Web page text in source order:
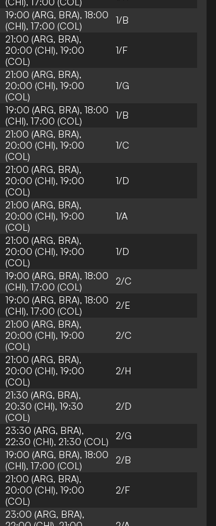
19:00 (ARG, BRA), 18:00
(CHI), 17:00 (COL)
1/B
21:00 (ARG, BRA),
20:00 (CHI), 19:00
(COL)
1/F
21:00 (ARG, BRA),
20:00 (CHI), 19:00
(COL)
1/G
19:00 (ARG, BRA), 18:00
(CHI), 17:00 (COL)
1/B
21:00 (ARG, BRA),
20:00 (CHI), 19:00
(COL)
1/C
21:00 (ARG, BRA),
20:00 (CHI), 19:00
(COL)
1/D
21:00 (ARG, BRA),
20:00 (CHI), 19:00
(COL)
1/A
21:00 (ARG, BRA),
20:00 (CHI), 19:00
(COL)
1/D
19:00 (ARG, BRA), 18:00
(CHI), 17:00 (COL)
2/C
19:00 (ARG, BRA), 18:00
(CHI), 17:00 (COL)
2/E
21:00 (ARG, BRA),
20:00 (CHI), 19:00
(COL)
2/C
21:00 (ARG, BRA),
20:00 (CHI), 19:00
(COL)
2/H
21:30 (ARG, BRA),
20:30 (CHI), 19:30
(COL)
2/D
23:30 (ARG, BRA),
22:30 (CHI), 21:30 (COL)
2/G
19:00 (ARG, BRA), 18:00
(CHI), 17:00 (COL)
2/B
21:00 (ARG, BRA),
20:00 (CHI), 19:00
(COL)
2/F
23:00 (ARG, BRA),